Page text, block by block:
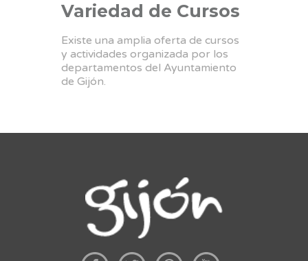
Variedad de Cursos
Existe una amplia oferta de cursos
y actividades organizada por los
departamentos del Ayuntamiento
de Gijón.